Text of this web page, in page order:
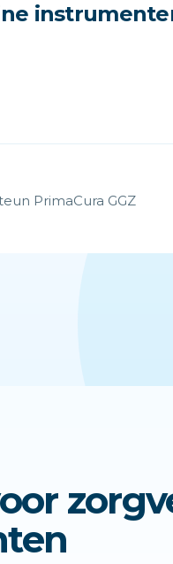
PrimaCura GGZ